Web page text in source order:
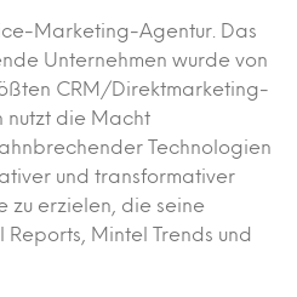
Marketing-Agentur. Das
Unternehmen wurde von
CRM/Direktmarketing-
nutzt die Macht
Technologien
und transformativer
zu erzielen, die seine
Reports, Mintel Trends und